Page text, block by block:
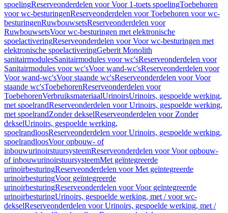
spoelingReserveonderdelen voor Voor 1-toets spoelingToebehoren
voor wc-besturingenReserveonderdelen voor Toebehoren voor wc-
besturingenRuwbouwsetsReserveonderdelen voor
RuwbouwsetsVoor wc-besturingen met elektronische
spoelactiveringReserveonderdelen voor Voor wc-besturingen met
elektronische spoelactiveringGeberit Monolith
sanitairmodulesSanitairmodules voor wc'sReserveonderdelen voor
Sanitairmodules voor wc'sVoor wand-wc'sReserveonderdelen voor
Voor wand-wc'sVoor staande wc'sReserveonderdelen voor Voor
staande wc'sToebehorenReserveonderdelen voor
ToebehorenVerbruiksmateriaalUrinoirsUrinoirs, gespoelde werking,
met spoelrandReserveonderdelen voor Urinoirs, gespoelde werking,
met spoelrandZonder dekselReserveonderdelen voor Zonder
dekselUrinoirs, gespoelde werking,
spoelrandloosReserveonderdelen voor Urinoirs, gespoelde werking,
spoelrandloosVoor opbouw- of
inbouwurinoirstuursysteemReserveonderdelen voor Voor opbouw-
of inbouwurinoirstuursysteemMet geïntegreerde
urinoirbesturingReserveonderdelen voor Met geïntegreerde
urinoirbesturingVoor geïntegreerde
urinoirbesturingReserveonderdelen voor Voor geïntegreerde
urinoirbesturingUrinoirs, gespoelde werking, met / voor wc-
dekselReserveonderdelen voor Urinoirs, gespoelde werking, met /